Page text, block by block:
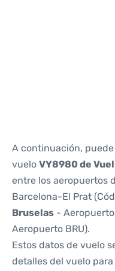
A continuación,
vuelo VY8980 de
entre los aeropuertos
Barcelona-El Prat
Bruselas -
Aeropuerto BRU).
Estos datos de vuelo
detalles del vuelo para